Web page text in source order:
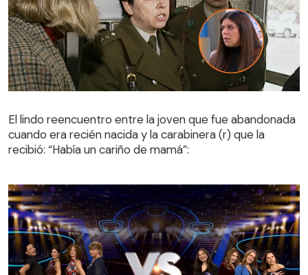
cuando era recién nacida y la carabinera (r) que la
recibió: “Había un cariño de mamá”:
El lindo reencuentro entre la joven que fue abandonada
cuando era recién nacida y la carabinera (r) que la
recibió: “Había un cariño de mamá”: